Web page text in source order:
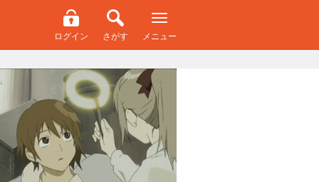
ログイン さがす メニュー